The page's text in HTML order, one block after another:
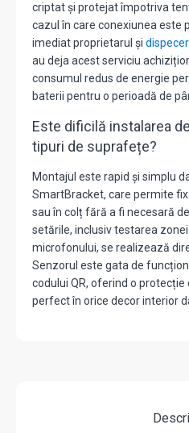
criptat și protejat împotriva
cazul în care conexiunea este
imediat proprietarul și
au deja acest serviciu
consumul redus de energie
baterii pentru o perioadă de
Este dificilă instalarea
tipuri de suprafețe?
Montajul este rapid și simplu
SmartBracket, care permite
sau în colț fără a fi necesară
setările, inclusiv testarea
microfonului, se realizează
Senzorul este gata de
codului QR, oferind o
perfect în orice decor interior